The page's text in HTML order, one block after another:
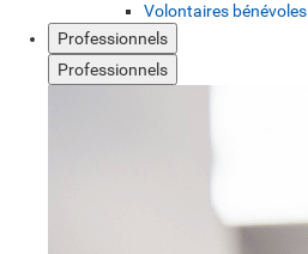
Volontaires bénévoles
Professionnels
Professionnels